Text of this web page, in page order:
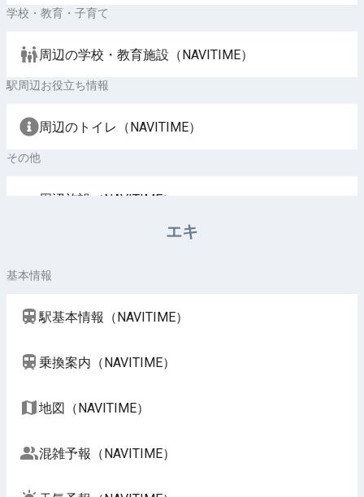
学校・教育・子育て
周辺の学校・教育施設（NAVITIME）
駅周辺お役立ち情報
周辺のトイレ（NAVITIME）
その他
周辺施設（NAVITIME）
エキ
基本情報
駅基本情報（NAVITIME）
乗換案内（NAVITIME）
地図（NAVITIME）
混雑予報（NAVITIME）